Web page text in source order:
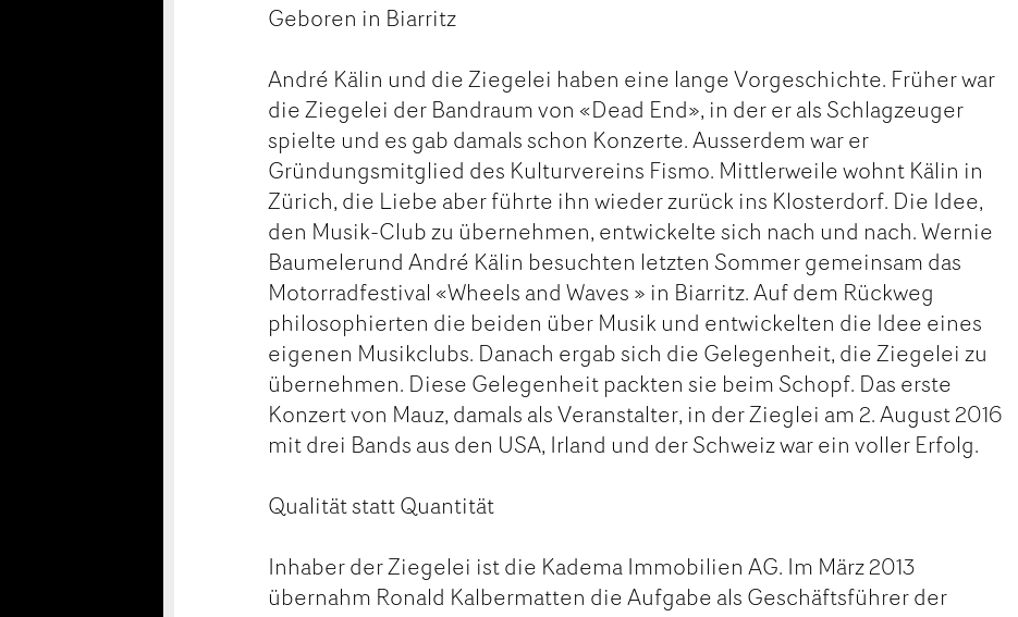
Geboren in Biarritz
André Kälin und die Ziegelei haben eine lange Vorgeschichte. Früher war
die Ziegelei der Bandraum von «Dead End», in der er als Schlagzeuger
spielte und es gab damals schon Konzerte. Ausserdem war er
Gründungsmitglied des Kulturvereins Fismo. Mittlerweile wohnt Kälin in
Zürich, die Liebe aber führte ihn wieder zurück ins Klosterdorf. Die Idee,
den Musik-Club zu übernehmen, entwickelte sich nach und nach. Wernie
Baumelerund André Kälin besuchten letzten Sommer gemeinsam das
Motorradfestival «Wheels and Waves » in Biarritz. Auf dem Rückweg
philosophierten die beiden über Musik und entwickelten die Idee eines
eigenen Musikclubs. Danach ergab sich die Gelegenheit, die Ziegelei zu
übernehmen. Diese Gelegenheit packten sie beim Schopf. Das erste
Konzert von Mauz, damals als Veranstalter, in der Zieglei am 2. August 2016
mit drei Bands aus den USA, Irland und der Schweiz war ein voller Erfolg.
Qualität statt Quantität
Inhaber der Ziegelei ist die Kadema Immobilien AG. Im März 2013
übernahm Ronald Kalbermatten die Aufgabe als Geschäftsführer der